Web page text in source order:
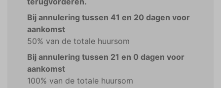
Bij annulering tussen 41 en 20 dagen voor
aankomst
50% van de totale huursom
Bij annulering tussen 21 en 0 dagen voor
aankomst
100% van de totale huursom